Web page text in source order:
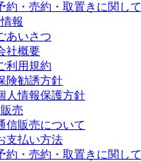
約・売約・取置きに関して
あいさつ
社概要
利用規約
険勧誘方針
人情報保護方針
信販売について
支払い方法
約・売約・取置きに関して